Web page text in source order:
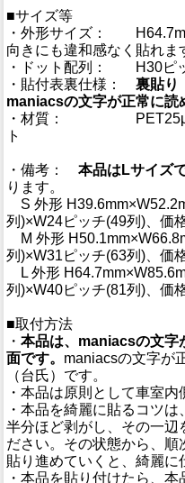
■サイズ等
・外形サイズ：
向きにも違和感なく貼れま
・ドット配列： H30ピ
・貼付表裏仕様： 裏貼り
maniacsの文字が正常に読
・材質： PET25μm
ト
・備考： 本品はLサイズで
ります。
S 外形
列)×W24ピッチ(49列)、価
M 外形
列)×W31ピッチ(63列)、価
L 外形
列)×W40ピッチ(81列)、価
■取付方法
・ 本品は、maniacsの文字
面です。 maniacsの文字が
（台氏）です。
・本品は原則として車室内
・本品を綺麗に貼るコツ
半分ほど剥がし、その一辺
ださい。その状態から、
貼り進めていくと、綺麗に
・本品を貼り付けたら、